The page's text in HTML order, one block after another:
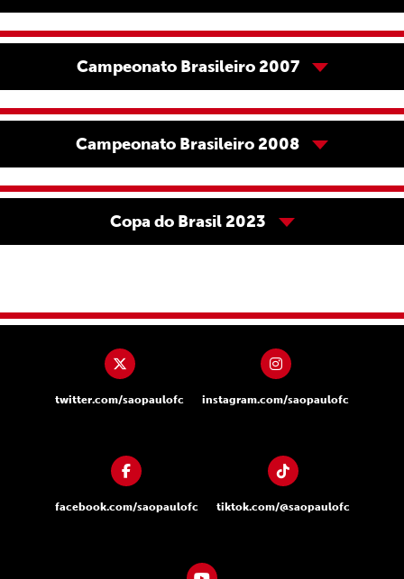
Campeonato Brasileiro 2007
Campeonato Brasileiro 2008
Copa do Brasil 2023
twitter.com/saopaulofc instagram.com/saopaulofc
facebook.com/saopaulofc tiktok.com/@saopaulofc